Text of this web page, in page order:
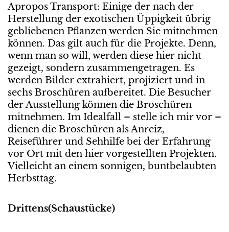
Apropos Transport: Einige der nach der
Herstellung der exotischen Üppigkeit übrig
gebliebenen Pflanzen werden Sie mitnehmen
können. Das gilt auch für die Projekte. Denn,
wenn man so will, werden diese hier nicht
gezeigt, sondern zusammengetragen. Es
werden Bilder extrahiert, projiziert und in
sechs Broschüren aufbereitet. Die Besucher
der Ausstellung können die Broschüren
mitnehmen. Im Idealfall – stelle ich mir vor –
dienen die Broschüren als Anreiz,
Reiseführer und Sehhilfe bei der Erfahrung
vor Ort mit den hier vorgestellten Projekten.
Vielleicht an einem sonnigen, buntbelaubten
Herbsttag.
Drittens(Schaustücke)